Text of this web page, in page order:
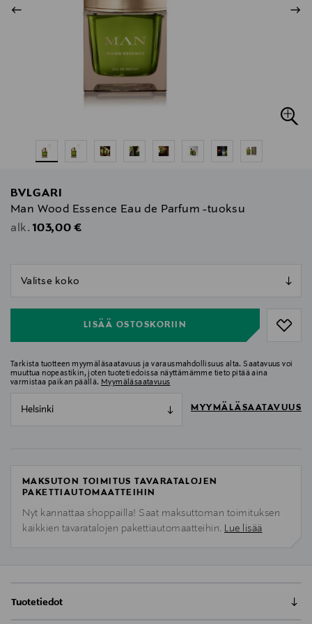
BVLGARI
Man Wood Essence Eau de Parfum -tuoksu
alk. Original Price
103,00 €
LISÄÄ OSTOSKORIIN
Tarkista tuotteen myymäläsaatavuus ja varausmahdollisuus alta. Saatavuus voi
muuttua nopeastikin, joten tuotetiedoissa näyttämämme tieto pitää aina
varmistaa paikan päällä. Myymäläsaatavuus
Helsinki MYYMÄLÄSAATAVUUS
MAKSUTON TOIMITUS TAVARATALOJEN
PAKETTIAUTOMAATTEIHIN
Nyt kannattaa shoppailla! Saat maksuttoman toimituksen
kaikkien tavaratalojen pakettiautomaatteihin. Lue lisää
Tuotetiedot